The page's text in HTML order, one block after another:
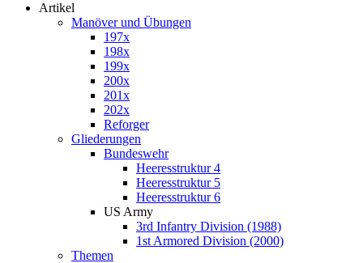
Artikel
Manöver und Übungen
197x
198x
199x
200x
201x
202x
Reforger
Gliederungen
Bundeswehr
Heeresstruktur 4
Heeresstruktur 5
Heeresstruktur 6
US Army
3rd Infantry Division (1988)
1st Armored Division (2000)
Themen